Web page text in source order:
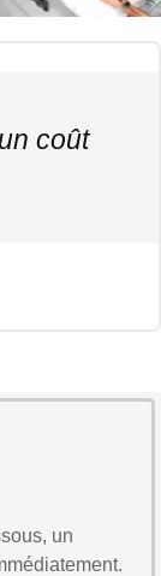
coût
un